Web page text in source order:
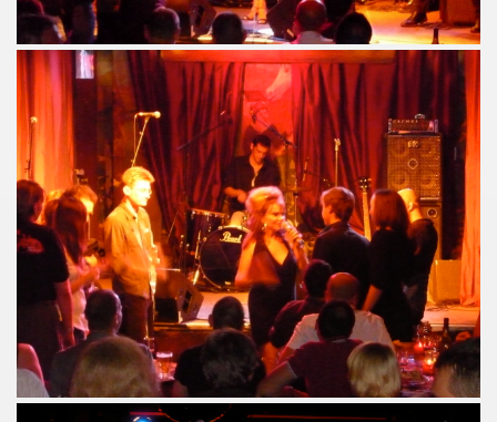
le 4 mai 2015 au PALAIS DES SPORTS (Paris) :
le 3 avril 2015 a LA BOULE NOIRE (Paris) : compte
plus pour Dieu") + BENJAMIN SCHOOS ("Beau
"Hommage a PASCAL BORNE" (guitariste de
Dietrich et Marilyn Monroe) dans les "MUGLER
dans le journal "CANDY" n°8 (hiver 2014 2015).
cinq minutes, j'suis prete !" et "Redevenir modeste") :
man show "2") le 4 janvier 2015 au THEATRE DEJAZET
chanteuse de Superbus) le 25 septembre 2014 au